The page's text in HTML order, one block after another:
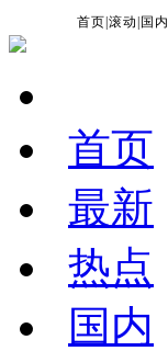
首页 |滚动 国内
首页
最新
热点
国内